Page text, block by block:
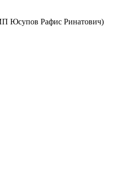
Юсупов Рафис Ринатович)